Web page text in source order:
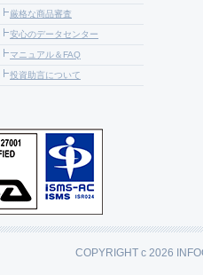
厳格な商品審査
安心のデータセンター
マニュアル＆FAQ
投資助言について
COPYRIGHT c 2026